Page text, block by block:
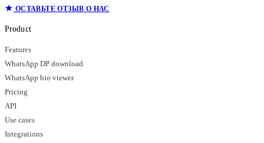
ОСТАВЬТЕ ОТЗЫВ О НАС
Product
Features
WhatsApp DP download
WhatsApp bio viewer
Pricing
API
Use cases
Integrations